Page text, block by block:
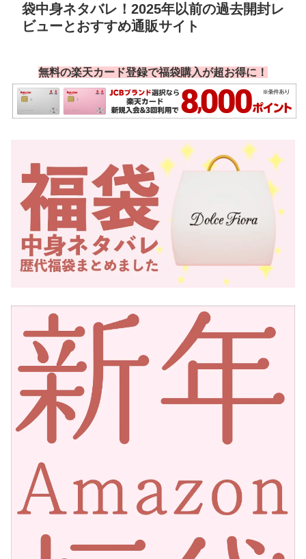
袋中身ネタバレ！2025年以前の過去開封レ
ビューとおすすめ通販サイト
無料の楽天カード登録で福袋購入が超お得に！